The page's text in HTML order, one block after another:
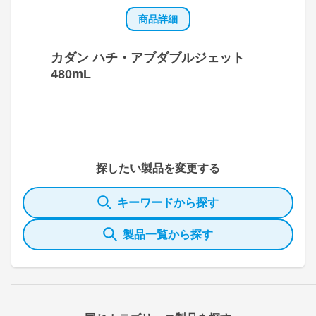
商品詳細
カダン ハチ・アブダブルジェット
480mL
探したい製品を変更する
キーワードから探す
製品一覧から探す